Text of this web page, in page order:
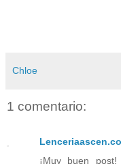
Chloe
1 comentario:
¡Muy buen